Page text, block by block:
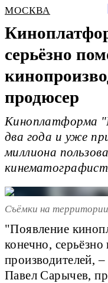
МОСКВА
серьёзно
продюсер
Киноплатформа
два года и уже
миллиона
Съёмки на
"Появление
конечно,
производителей,
Павел Сарычев,